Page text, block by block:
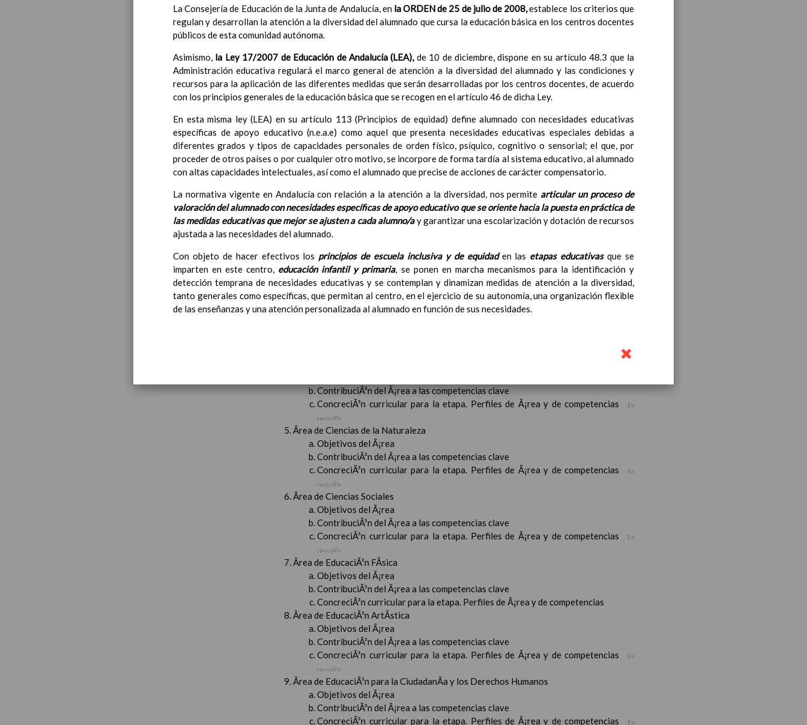
curriculares.
Competencias bÃ¡sicas
15 noviembre 2019
ProgramaciÃ³n y relaciÃ³n de los elementos curriculares del 2Âº ciclo de e. Infantil
EvaluaciÃ³n 15 noviembre 2019
InterrelaciÃ³n familiar-centro educativo
AtenciÃ³n a la diversidad
15 noviembre 2019
Proyecto curricular de ReligiÃ³n CatÃ³lica en Segundo Ciclo de Infantil
ConcreciÃ³n curricular para la etapa
15 noviembre 2019
Ãrea III: Lenguajes: comunicaciÃ³n y representaciÃ³n
Ãrea II: Conocimiento del medio
Ãrea I: Conocimiento de sÃ­ mismo y autonomÃ­a personal
MetodologÃ­a
Recursos
EducaciÃ³n Primaria
CoordinaciÃ³n y concreciÃ³n curricular
Objetivos de la etapa
Ãrea de Lengua Castellana y Literatura
ContribuciÃ³n del Ã¡rea a las competencias clave
ConcreciÃ³n curricular para la etapa. Perfiles de Ã¡rea y de competencias
En
revisiÃ³n
Ãrea de MatemÃ¡ticas
Objetivos del Ã¡rea
ContribuciÃ³n del Ã¡rea a las competencias clave
ConcreciÃ³n curricular para la etapa. Perfiles de Ã¡rea y de competencias
En
revisiÃ³n
Ãrea de Ciencias de la Naturaleza
Objetivos del Ã¡rea
ContribuciÃ³n del Ã¡rea a las competencias clave
ConcreciÃ³n curricular para la etapa. Perfiles de Ã¡rea y de competencias
En
revisiÃ³n
Ãrea de Ciencias Sociales
Objetivos del Ã¡rea
ContribuciÃ³n del Ã¡rea a las competencias clave
ConcreciÃ³n curricular para la etapa. Perfiles de Ã¡rea y de competencias
En
revisiÃ³n
Ãrea de EducaciÃ³n FÃ­sica
Objetivos del Ã¡rea
ContribuciÃ³n del Ã¡rea a las competencias clave
ConcreciÃ³n curricular para la etapa. Perfiles de Ã¡rea y de competencias
Ãrea de EducaciÃ³n ArtÃ­stica
Objetivos del Ã¡rea
ContribuciÃ³n del Ã¡rea a las competencias clave
ConcreciÃ³n curricular para la etapa. Perfiles de Ã¡rea y de competencias
En
revisiÃ³n
Ãrea de EducaciÃ³n para la CiudadanÃ­a y los Derechos Humanos
Objetivos del Ã¡rea
ContribuciÃ³n del Ã¡rea a las competencias clave
ConcreciÃ³n curricular para la etapa. Perfiles de Ã¡rea y de competencias
En
La Consejería de Educación de la Junta de Andalucía, en la ORDENde 25 de julio de 2008,establece los criterios que
regulan y desarrollan la atención a la diversidad del alumnado que cursa la educación básica en los centros docentes
públicos de esta comunidad autónoma.
Asimismo, la Ley17/2007 de Educación de Andalucía (LEA),de 10 de diciembre, dispone en su artículo 48.3 que la
Administración educativa regulará el marco general de atención a la diversidad del alumnado y las condiciones y
recursos para la aplicación de las diferentes medidas que serán desarrolladas por los centros docentes, de acuerdo
con los principios generales de la educación básica que se recogen en el artículo 46 de dicha Ley.
En esta misma ley (LEA) en su artículo 113 (Principios de equidad) define alumnado con necesidades educativas
específicas de apoyo educativo (n.e.a.e) como aquel que presenta necesidades educativas especiales debidas a
diferentes grados y tipos de capacidades personales de orden físico, psíquico, cognitivo o sensorial; el que, por
proceder de otros países o por cualquier otro motivo, se incorpore de forma tardía al sistema educativo, al alumnado
con altas capacidades intelectuales, así como el alumnado que precise de acciones de carácter compensatorio.
La normativa vigente en Andalucía con relación a la atención a la diversidad, nos permite articular un proceso de
valoración del alumnado con necesidades específicas de apoyo educativo que se oriente hacia la puesta en práctica de
las medidas educativas que mejor se ajusten a cada alumno/ay garantizar una escolarización y dotación de recursos
ajustada a las necesidades del alumnado.
Con objeto de hacer efectivos los principios de escuela inclusiva y de equidaden las etapas educativasque se
imparten en este centro, educación infantil y primaria, se ponen en marcha mecanismos para la identificación y
detección temprana de necesidades educativas y se contemplan y dinamizan medidas de atención a la diversidad,
tanto generales como específicas, que permitan al centro, en el ejercicio de su autonomía, una organización flexible
de las enseñanzas y una atención personalizada al alumnado en función de sus necesidades.